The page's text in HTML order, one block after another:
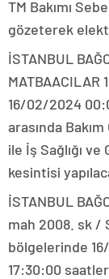
TM Bakımı
gözeterek
İSTANBUL
MATBAACILAR
16/02/2024
arasında Bakım
ile İş Sağlığı
kesintisi
İSTANBUL
mah 2008. sk /
bölgelerinde
17:30:00